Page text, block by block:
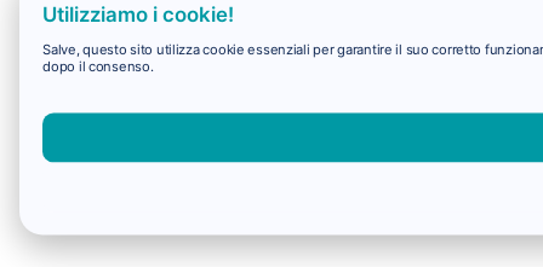
Utilizziamo i cookie!
Salve, questo sito utilizza cookie essenziali per garantire il suo corretto
dopo il consenso.